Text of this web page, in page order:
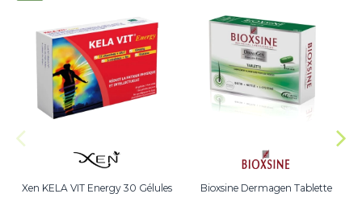
Xen KELA VIT Energy 30 Gélules Bioxsine Dermagen Tablette